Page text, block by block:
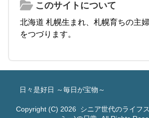
このサイトについて
北海道 札幌生まれ、札幌育ちの主
をつづります。
日々是好日 ～毎日が宝物～
Copyright (C) 2026 シニア世代のライフ